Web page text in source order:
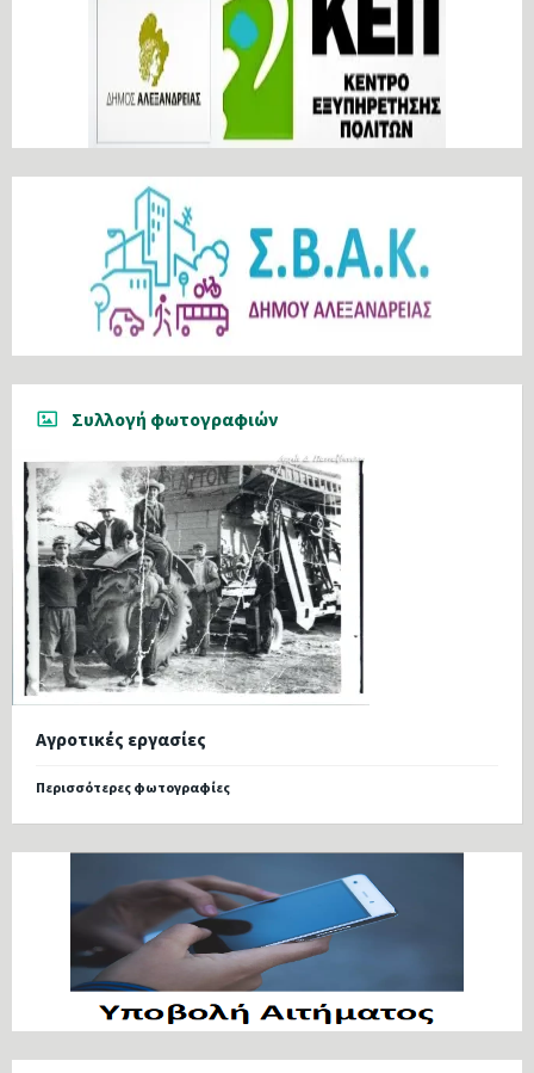
Συλλογή φωτογραφιών
Αγροτικές εργασίες
Περισσότερες φωτογραφίες